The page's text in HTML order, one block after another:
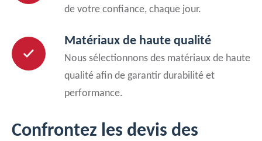
de votre confiance, chaque jour.
Matériaux de haute qualité
Nous sélectionnons des matériaux de haute
qualité afin de garantir durabilité et
performance.
Confrontez les devis des